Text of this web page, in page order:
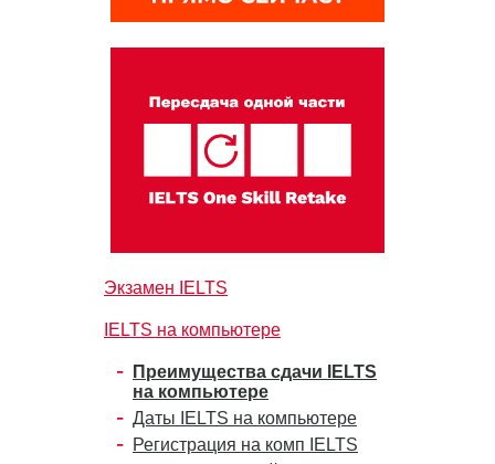
Экзамен IELTS
IELTS на компьютере
Преимущества сдачи IELTS
на компьютере
Даты IELTS на компьютере
Регистрация на комп IELTS